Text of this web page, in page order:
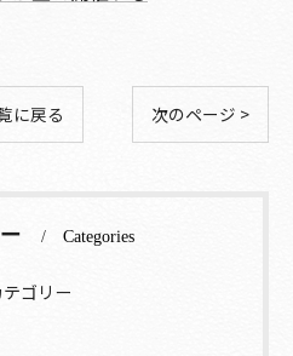
に戻る 次のページ >
Categories
ゴリー